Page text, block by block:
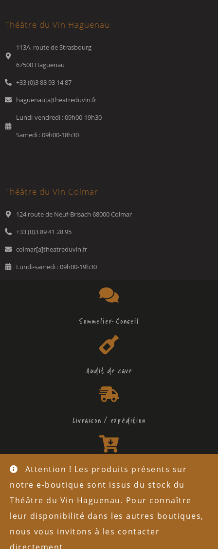
Attention ! Les produits présents sur
notre e-boutique sont issus du stock du
Théâtre du Vin Haguenau. Pour connaître
leur disponibilité dans les autres boutiques,
nous vous invitons à les contacter
Théâtre du Vin Haguenau
113A, route de Strasbourg
67500 Haguenau
+33 (0)3 88 93 14 87
haguenau[a]theatreduvin.fr
Lundi-vendredi : 09h00-19h30
Samedi : 09h00-18h30
Théâtre du Vin Colmar
124 route de Neuf-Brisach 68000 Colmar
+33 (0)3 89 41 28 95
colmar[a]theatreduvin.fr
Lundi-samedi : 09h00-19h30
Sommelier-Conseil
Audit de cave
Livraison / expédition
Click & Collect
L'abus d'alcool est dangereux pour la santé
Mentions légales